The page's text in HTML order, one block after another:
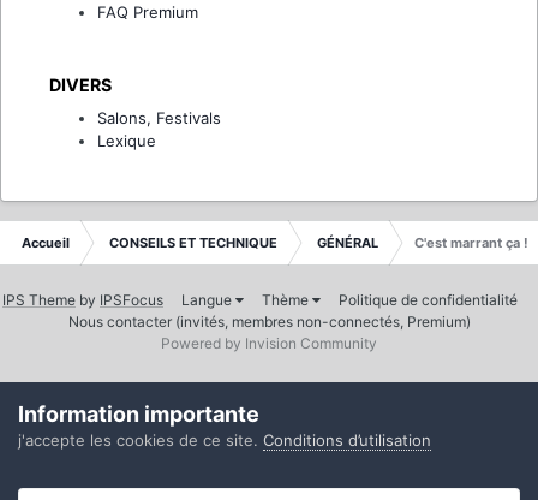
FAQ Premium
DIVERS
Salons, Festivals
Lexique
Accueil CONSEILS ET TECHNIQUE GÉNÉRAL C'est marrant ça !
IPS Theme by IPSFocus Langue Thème
Politique de confidentialité
Nous contacter (invités, membres non-connectés, Premium)
Powered by Invision Community
Information importante
j'accepte les cookies de ce site. Conditions d’utilisation